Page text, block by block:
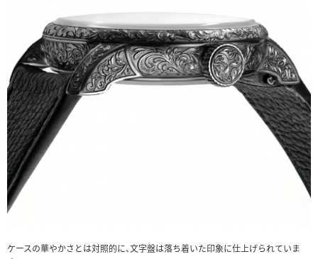
ケースの華やかさとは対照的に、文字盤は落ち着いた印象に仕上げられていま